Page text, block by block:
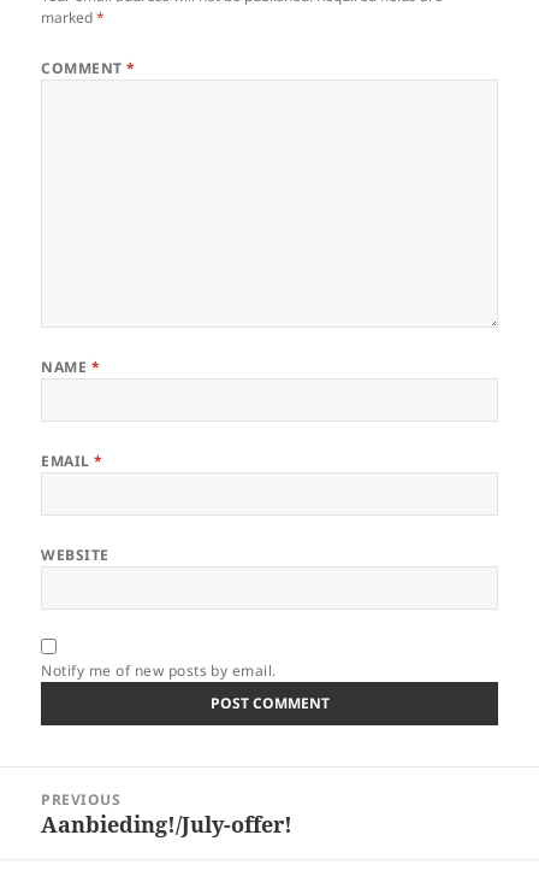
marked*
COMMENT*
NAME *
EMAIL*
WEBSITE
Notify me of new posts by email.
navigation
PREVIOUS
Previous
Aanbieding!/July-offer!